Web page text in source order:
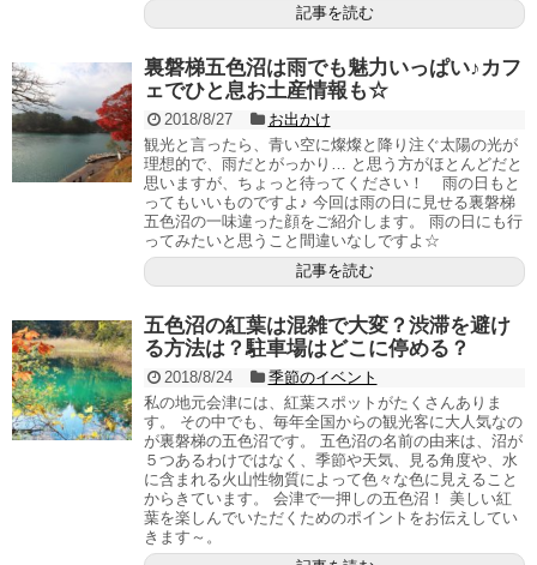
記事を読む
裏磐梯五色沼は雨でも魅力いっぱい♪カフ
ェでひと息お土産情報も☆
2018/8/27
お出かけ
観光と言ったら、青い空に燦燦と降り注ぐ太陽の光が
理想的で、雨だとがっかり… と思う方がほとんどだと
思いますが、ちょっと待ってください！ 雨の日もと
ってもいいものですよ♪ 今回は雨の日に見せる裏磐梯
五色沼の一味違った顔をご紹介します。 雨の日にも行
ってみたいと思うこと間違いなしですよ☆
記事を読む
五色沼の紅葉は混雑で大変？渋滞を避け
る方法は？駐車場はどこに停める？
2018/8/24
季節のイベント
私の地元会津には、紅葉スポットがたくさんありま
す。 その中でも、毎年全国からの観光客に大人気なの
が裏磐梯の五色沼です。 五色沼の名前の由来は、沼が
５つあるわけではなく、季節や天気、見る角度や、水
に含まれる火山性物質によって色々な色に見えること
からきています。 会津で一押しの五色沼！ 美しい紅
葉を楽しんでいただくためのポイントをお伝えしてい
きます～。